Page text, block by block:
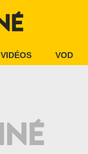
VIDÉOS VOD